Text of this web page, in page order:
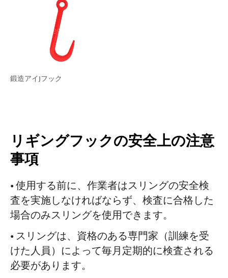
鍛造アイJフック
リギングフックの安全上の注意
事項
• 使用する前に、作業者はスリングの安全検
査を実施しなければならず、検査に合格した
場合のみスリングを使用できます。
• スリングは、資格のある専門家（訓練を受
けた人員）によって毎月定期的に検査される
必要があります。